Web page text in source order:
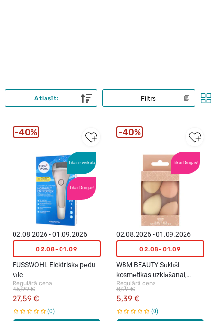
Filtrs
Atlasīt:
Tikai e-veikalā
Tikai Drogās!
02.08.2026 - 01.09.2026
02.08-01.09
FUSSWOHL Elektriskā pēdu
vīle
Regulārā cena
27,59 €
45,99 €
0
40%
Tikai Drogās!
02.08.2026 - 01.09.2026
02.08-01.09
WBM BEAUTY Sūklīši
kosmētikas uzklāšanai,
4gab.
Regulārā cena
5,39 €
8,99 €
0
40%